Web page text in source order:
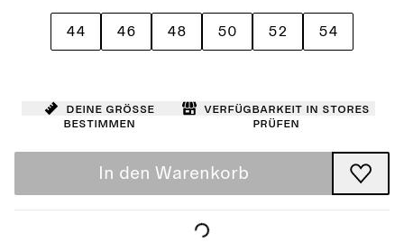
44 46 48 50 52 54
Deine Größe
bestimmen
Verfügbarkeit in Stores
prüfen
In den Warenkorb